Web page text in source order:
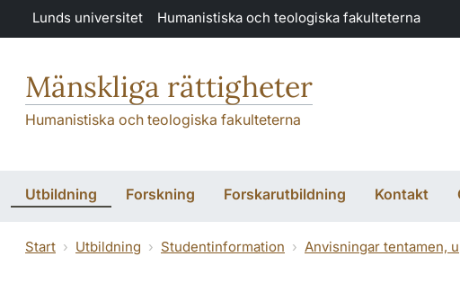
Hoppa till huvudinnehåll
Lunds universitet Humanistiska och teologiska fakulteterna
Mänskliga rättigheter
Humanistiska och teologiska fakulteterna
Utbildning Forskning Forskarutbildning Kontakt
Start Utbildning Studentinformation Anvisningar tentamen,